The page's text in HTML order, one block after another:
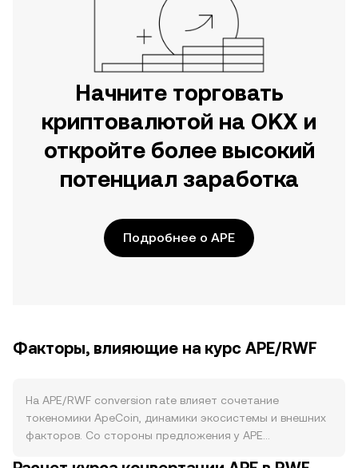
Начните торговать
криптовалютой на OKX и
откройте более высокий
потенциал заработка
Подробнее о APE
Факторы, влияющие на курс APE/RWF
На APE/RWF conversion rate влияет сочетание
токеномики ApeCoin, динамики экосистемы и внешних
факторов. Со стороны предложения у APE